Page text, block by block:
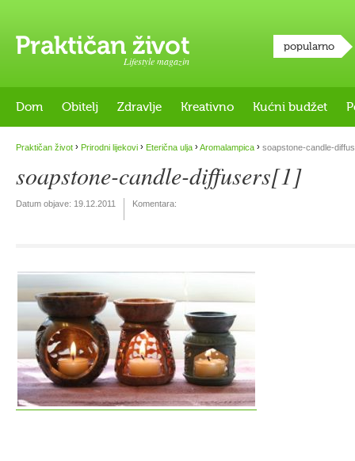
Lifestyle magazin
popularno
Dom Obitelj Zdravlje Kreativno Kućni budžet
Praktičan život › Prirodni lijekovi › Eterična ulja ›Aromalampica › soapstone-candle-
soapstone-candle-diffusers[1]
Datum objave: 19.12.2011 Komentara: